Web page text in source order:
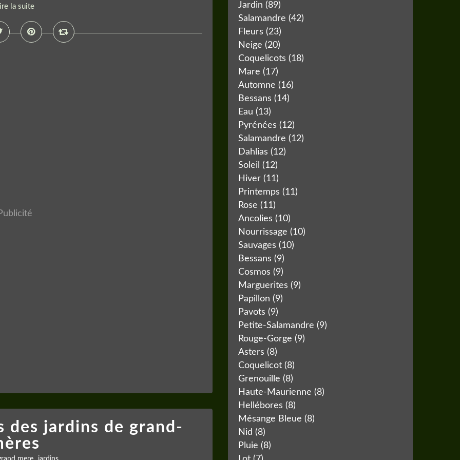
la suite
des jardins de grand-
Jardin (89)
Salamandre (42)
Fleurs (23)
Neige (20)
Coquelicots (18)
Mare (17)
Automne (16)
Bessans (14)
Eau (13)
Pyrénées (12)
Salamandre (12)
Dahlias (12)
Soleil (12)
Hiver (11)
Printemps (11)
Rose (11)
Ancolies (10)
Nourrissage (10)
Sauvages (10)
Bessans (9)
Cosmos (9)
Marguerites (9)
Papillon (9)
Pavots (9)
Petite-Salamandre (9)
Rouge-Gorge (9)
Asters (8)
Coquelicot (8)
Grenouille (8)
Haute-Maurienne (8)
Hellébores (8)
Mésange Bleue (8)
Nid (8)
Pluie (8)